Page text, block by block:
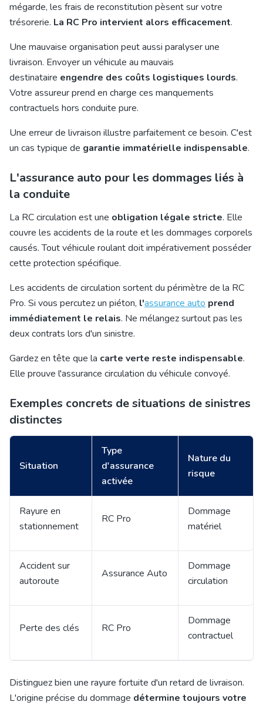
mégarde, les frais de reconstitution pèsent sur votre
trésorerie. La RC Pro intervient alors efficacement.
Une mauvaise organisation peut aussi paralyser une
livraison. Envoyer un véhicule au mauvais
destinataire engendre des coûts logistiques lourds.
Votre assureur prend en charge ces manquements
contractuels hors conduite pure.
Une erreur de livraison illustre parfaitement ce besoin. C'est
un cas typique de garantie immatérielle indispensable.
L'assurance auto pour les dommages liés à
la conduite
La RC circulation est une obligation légale stricte. Elle
couvre les accidents de la route et les dommages corporels
causés. Tout véhicule roulant doit impérativement posséder
cette protection spécifique.
Les accidents de circulation sortent du périmètre de la RC
Pro. Si vous percutez un piéton, l'assurance auto prend
immédiatement le relais. Ne mélangez surtout pas les
deux contrats lors d'un sinistre.
Gardez en tête que la carte verte reste indispensable.
Elle prouve l'assurance circulation du véhicule convoyé.
Exemples concrets de situations de sinistres
distinctes
Situation
Type
d'assurance
activée
Nature du
risque
Rayure en
stationnement
RC Pro
Dommage
matériel
Accident sur
autoroute
Assurance Auto
Dommage
circulation
Perte des clés RC Pro
Dommage
contractuel
Distinguez bien une rayure fortuite d'un retard de livraison.
L'origine précise du dommage détermine toujours votre